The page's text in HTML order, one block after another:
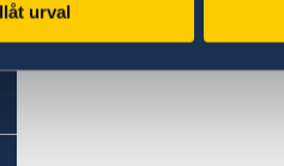
urval